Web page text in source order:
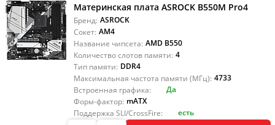
Материнская плата ASROCK B550M Pro4
Бренд: ASROCK
Сокет: AM4
Название чипсета: AMD B550
Количество слотов памяти: 4
Тип памяти: DDR4
Максимальная частота памяти (МГц): 4733
Встроенная графика:
Да
Форм-фактор: mATX
Поддержка SLI/CrossFire:
есть